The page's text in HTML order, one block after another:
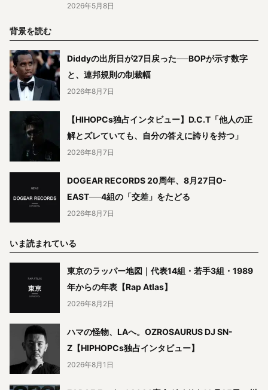
2026年5月8日
背景を読む
Diddyの出所日が27日戻った──BOPが示す数字
と、連邦規則の制裁幅
2026年8月7日
【HIHOPCs独占インタビュー】D.C.T「他人の正
解とズレていても、自分の答えに誇りを持つ」
2026年8月7日
DOGEAR RECORDS 20周年、8月27日O-
EAST──4組の「交差」をたどる
2026年8月7日
いま読まれている
東京のラッパー地図｜代表14組・若手3組・1989
年からの年表【Rap Atlas】
2026年8月2日
ハマの怪物、LAへ。OZROSAURUS DJ SN-
Z【HIPHOPCs独占インタビュー】
2026年8月1日